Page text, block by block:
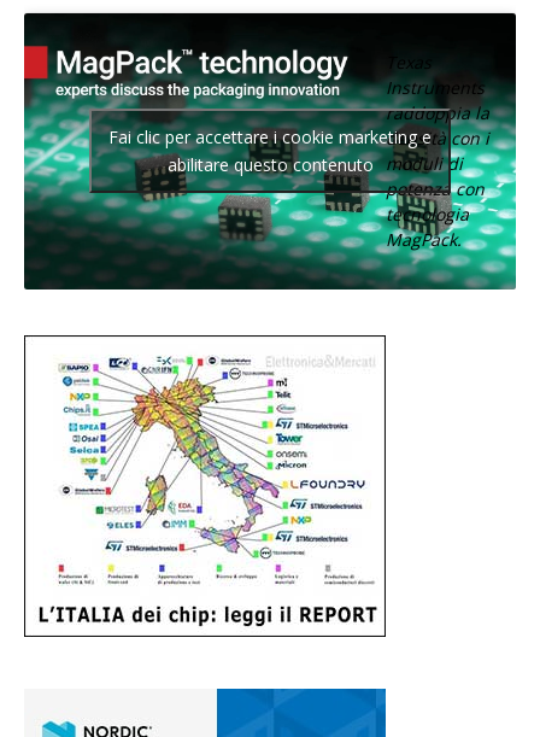
Texas
Instruments
raddoppia la
densità con i
moduli di
potenza con
tecnologia
MagPack.
Fai clic per accettare i cookie marketing e
abilitare questo contenuto